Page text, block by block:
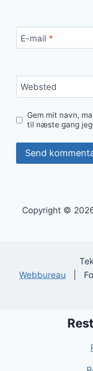
E-mail *
Websted
Gem mit navn,
til næste gang
Copyright ©
Webbureau |